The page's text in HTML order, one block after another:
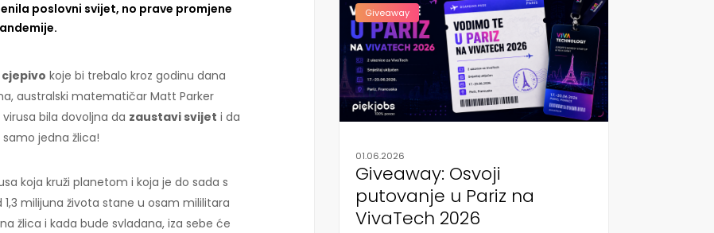
poslovni svijet, no prave promjene
koje bi trebalo kroz godinu dana
australski matematičar Matt Parker
bila dovoljna da zaustavi svijet i da
jedna žlica!
koja kruži planetom i koja je do sada s
milijuna života stane u osam mililitara
žlica i kada bude svladana, iza sebe će
Giveaway
01.06.2026
Giveaway: Osvoji
putovanje u Pariz na
VivaTech 2026